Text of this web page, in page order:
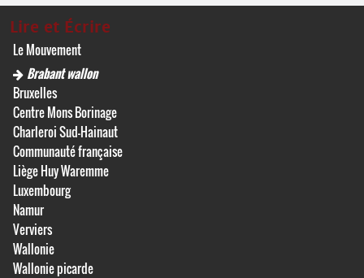
Lire et Écrire
Le Mouvement
Brabant wallon
Bruxelles
Centre Mons Borinage
Charleroi Sud-Hainaut
Communauté française
Liège Huy Waremme
Luxembourg
Namur
Verviers
Wallonie
Wallonie picarde